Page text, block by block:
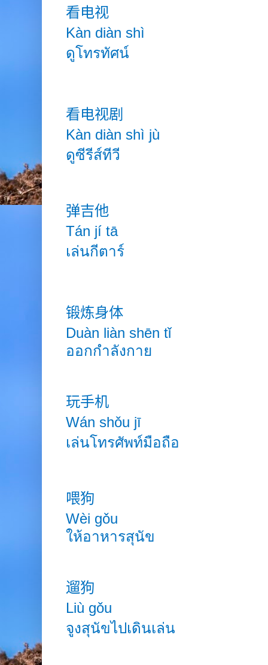
看电视
Kàn diàn shì
ดูโทรทัศน์
看电视剧
Kàn diàn shì jù
ดูซีรีส์ทีวี
弹吉他
Tán jí tā
เล่นกีตาร์
锻炼身体
Duàn liàn shēn tǐ
ออกกำลังกาย
玩手机
Wán shǒu jī
เล่นโทรศัพท์มือถือ
喂狗
Wèi gǒu
ให้อาหารสุนัข
遛狗
Liù gǒu
จูงสุนัขไปเดินเล่น